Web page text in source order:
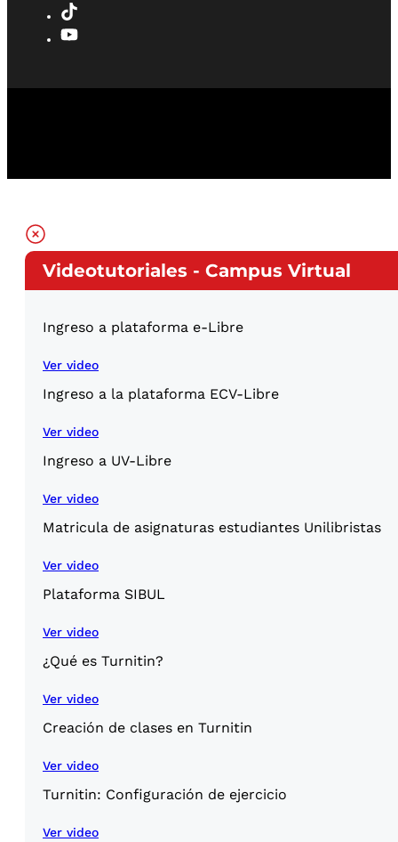
Videotutoriales - Campus Virtual
Ingreso a plataforma e-Libre
Ver video
Ingreso a la plataforma ECV-Libre
Ver video
Ingreso a UV-Libre
Ver video
Matricula de asignaturas estudiantes Unilibristas
Ver video
Plataforma SIBUL
Ver video
¿Qué es Turnitin?
Ver video
Creación de clases en Turnitin
Ver video
Turnitin: Configuración de ejercicio
Ver video